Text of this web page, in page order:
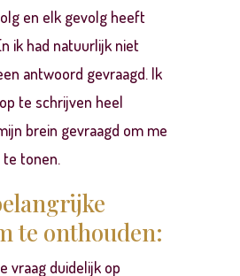
en elk gevolg heeft
ik had natuurlijk niet
antwoord gevraagd. Ik
te schrijven heel
brein gevraagd om me
tonen.
te onthouden:
vraag duidelijk op